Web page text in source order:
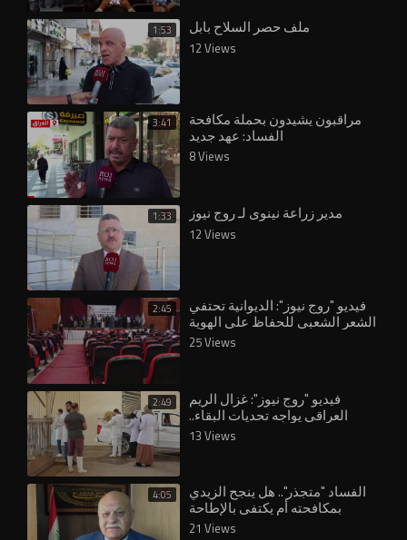
1:53 ملف حصر السلاح بابل
12 Views
3:41 مراقبون يشيدون بحملة مكافحة
الفساد: عهد جديد
8 Views
1:33 مدير زراعة نينوى لـ روج نيوز
12 Views
2:45 فيديو "روج نيوز": الديوانية تحتفي
الشعر الشعبي للحفاظ على الهوية
الوطنية
25 Views
2:49 فيديو "روج نيوز": غزال الريم
العراقي يواجه تحديات البقاء..
ومناشدات لإنقاذه
13 Views
4:05 الفساد "متجذر".. هل ينجح الزيدي
بمكافحته أم يكتفي بالإطاحة
بشخصيات محدودة؟
21 Views